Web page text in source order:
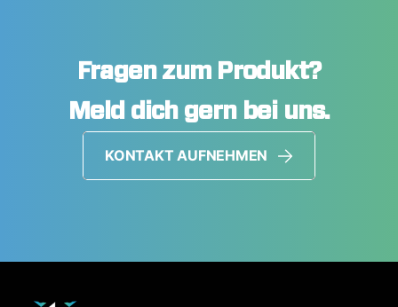
Fragen zum Produkt?
Meld dich gern bei uns.
KONTAKT AUFNEHMEN